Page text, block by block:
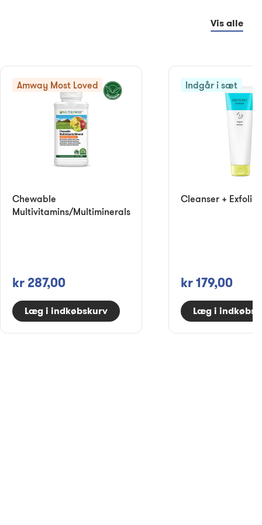
Vis alle
Amway Most Loved
Chewable
Multivitamins/Multiminerals
kr 287,00
Læg i indkøbskurv
Indgår i sæt
Cleanser +
kr 179,00
Læg i